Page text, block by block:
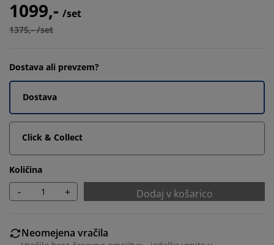
1099,- /set
1375,- /set
Dostava ali prevzem?
Dostava
Click & Collect
Količina
- + Dodaj v košarico
Neomejena vračila